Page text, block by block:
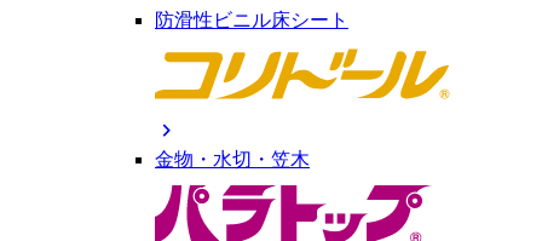
防滑性ビニル床シート
chevron_right
金物・水切・笠木